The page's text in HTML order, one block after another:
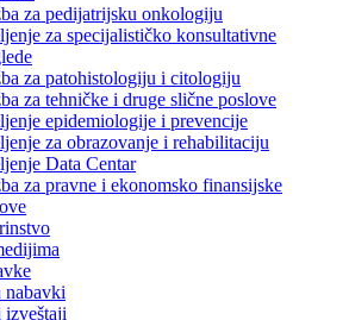
za pedijatrijsku onkologiju
za specijalističko konsultativne
za patohistologiju i citologiju
za tehničke i druge slične poslove
epidemiologije i prevencije
za obrazovanje i rehabilitaciju
Data Centar
za pravne i ekonomsko finansijske
nabavki
izveštaji